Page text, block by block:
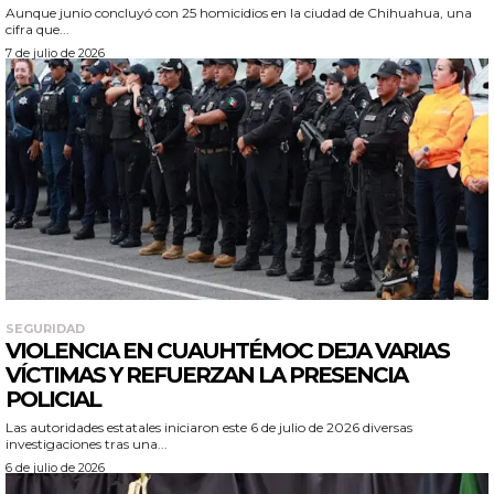
Aunque junio concluyó con 25 homicidios en la ciudad de Chihuahua, una
cifra que...
7 de julio de 2026
SEGURIDAD
VIOLENCIA EN CUAUHTÉMOC DEJA VARIAS
VÍCTIMAS Y REFUERZAN LA PRESENCIA
POLICIAL
Las autoridades estatales iniciaron este 6 de julio de 2026 diversas
investigaciones tras una...
6 de julio de 2026